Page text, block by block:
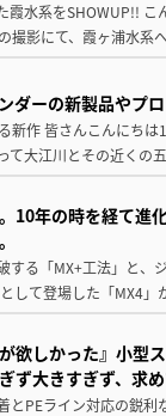
霞水系をSHOWUP!!
撮影にて、霞ヶ浦水
ダーの新製品やプ
新作 皆さんこんにち
て大江川とその近く
10年の時を経て進
する「MX+工法」と、
して登場した「MX4
が欲しかった』小型
ず大きすぎず、求
とPEライン対応の鋭